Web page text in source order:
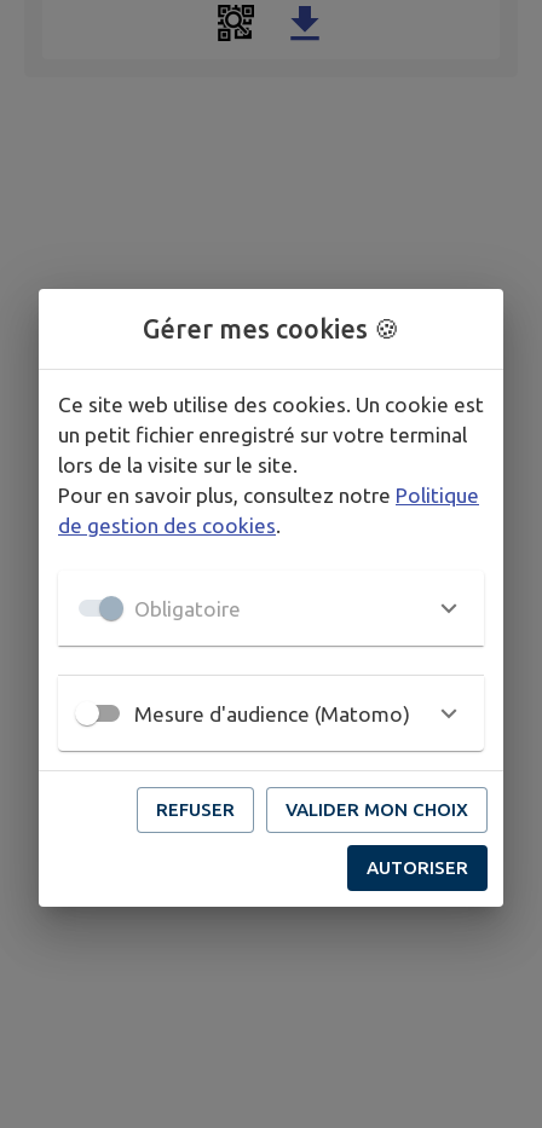
Gérer mes cookies 🍪
Ce site web utilise des cookies. Un cookie est
un petit fichier enregistré sur votre terminal
lors de la visite sur le site.
Pour en savoir plus, consultez notre Politique
de gestion des cookies.
Obligatoire
Mesure d'audience (Matomo)
REFUSER VALIDER MON CHOIX
AUTORISER